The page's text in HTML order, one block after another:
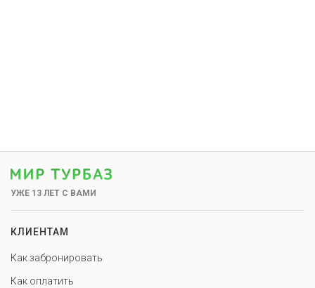
УЖЕ 13 ЛЕТ С ВАМИ
КЛИЕНТАМ
Как забронировать
Как оплатить